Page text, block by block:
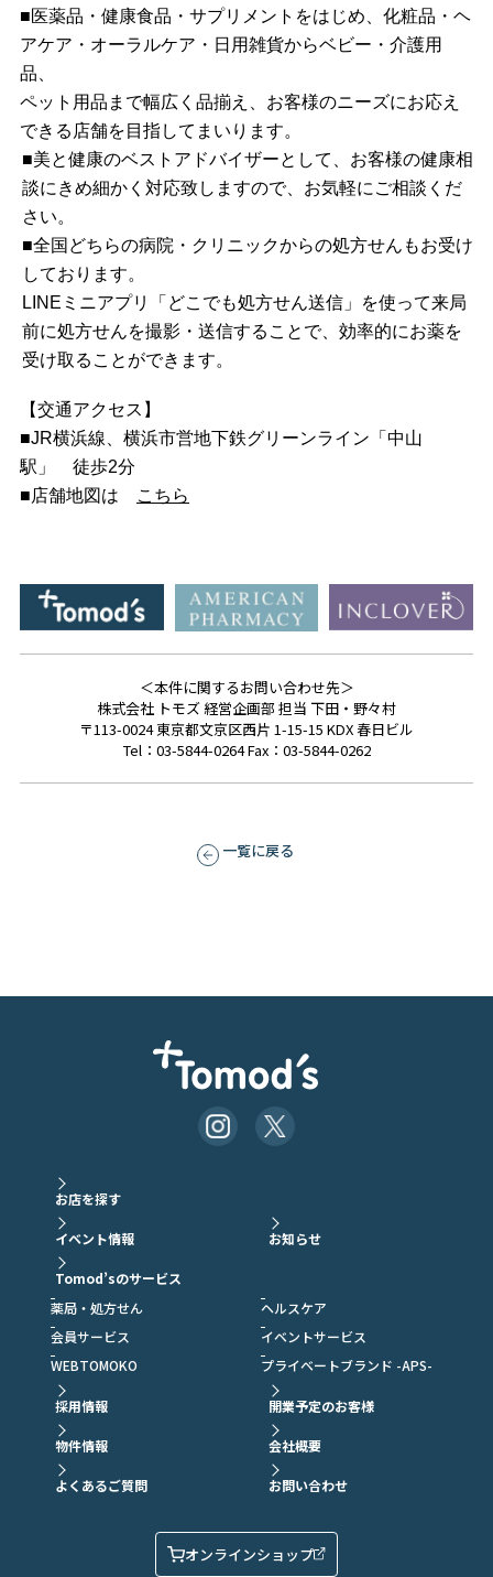
■医薬品・健康食品・サプリメントをはじめ、化粧品・ヘ
アケア・オーラルケア・日用雑貨からベビー・介護用
品、
ペット用品まで幅広く品揃え、お客様のニーズにお応え
できる店舗を目指してまいります。
■美と健康のベストアドバイザーとして、お客様の健康相
談にきめ細かく対応致しますので、お気軽にご相談くだ
さい。
■全国どちらの病院・クリニックからの処方せんもお受け
しております。
LINEミニアプリ「どこでも処方せん送信」を使って来局
前に処方せんを撮影・送信することで、効率的にお薬を
受け取ることができます。
【交通アクセス】
■JR横浜線、横浜市営地下鉄グリーンライン「中山
駅」 徒歩2分
■店舗地図は
こちら
＜本件に関するお問い合わせ先＞
株式会社 トモズ 経営企画部 担当 下田・野々村
〒113-0024 東京都文京区西片 1-15-15 KDX 春日ビル
Tel：03-5844-0264 Fax：03-5844-0262
一覧に戻る
お店を探す
イベント情報 お知らせ
Tomod’sのサービス
薬局・処方せん
ヘルスケア
会員サービス
イベントサービス
WEBTOMOKO
プライベートブランド -APS-
採用情報 開業予定のお客様
物件情報 会社概要
よくあるご質問 お問い合わせ
オンラインショップ